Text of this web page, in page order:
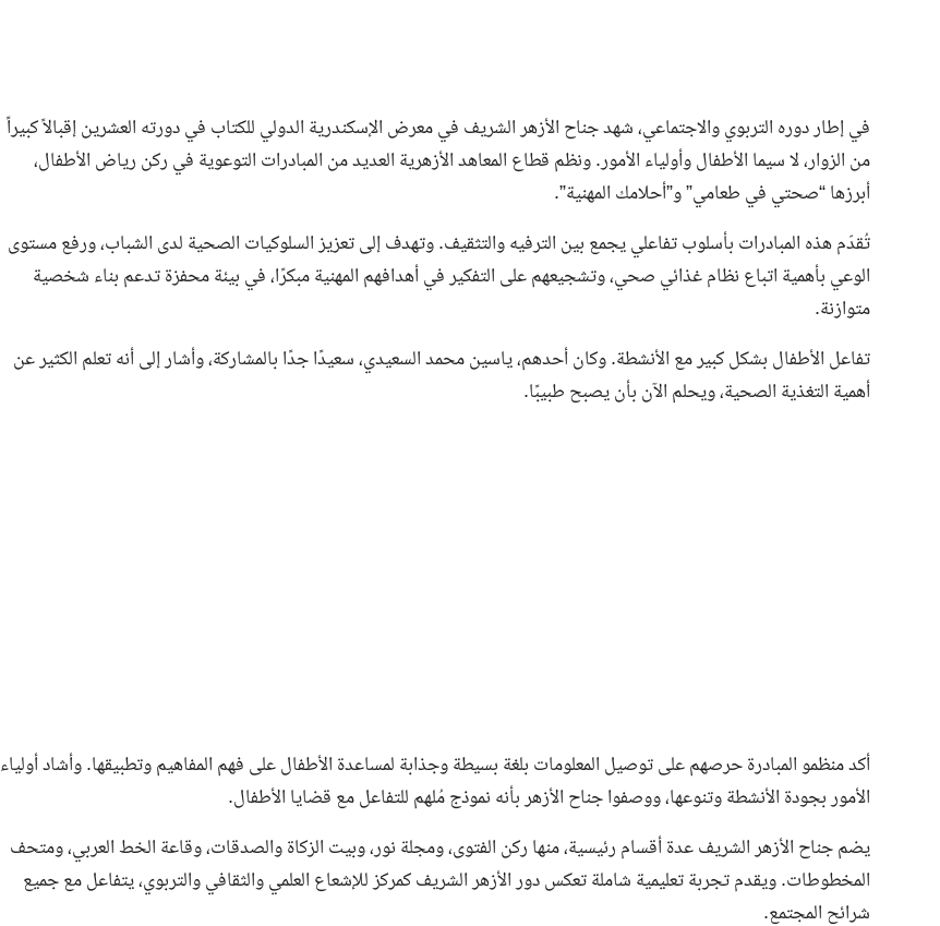
في إطار دوره التربوي والاجتماعي، شهد جناح الأزهر الشريف في معرض الإسكندرية الدولي للكتاب في دورته العشرين إقبالاً كبيراً
من الزوار، لا سيما الأطفال وأولياء الأمور. ونظم قطاع المعاهد الأزهرية العديد من المبادرات التوعوية في ركن رياض الأطفال،
أبرزها “صحتي في طعامي” و”أحلامك المهنية”.
تُقدّم هذه المبادرات بأسلوب تفاعلي يجمع بين الترفيه والتثقيف. وتهدف إلى تعزيز السلوكيات الصحية لدى الشباب، ورفع مستوى
الوعي بأهمية اتباع نظام غذائي صحي، وتشجيعهم على التفكير في أهدافهم المهنية مبكرًا، في بيئة محفزة تدعم بناء شخصية
متوازنة.
تفاعل الأطفال بشكل كبير مع الأنشطة. وكان أحدهم، ياسين محمد السعيدي، سعيدًا جدًا بالمشاركة، وأشار إلى أنه تعلم الكثير عن
أهمية التغذية الصحية، ويحلم الآن بأن يصبح طبيبًا.
أكد منظمو المبادرة حرصهم على توصيل المعلومات بلغة بسيطة وجذابة لمساعدة الأطفال على فهم المفاهيم وتطبيقها. وأشاد أولياء
الأمور بجودة الأنشطة وتنوعها، ووصفوا جناح الأزهر بأنه نموذج مُلهم للتفاعل مع قضايا الأطفال.
يضم جناح الأزهر الشريف عدة أقسام رئيسية، منها ركن الفتوى، ومجلة نور، وبيت الزكاة والصدقات، وقاعة الخط العربي، ومتحف
المخطوطات. ويقدم تجربة تعليمية شاملة تعكس دور الأزهر الشريف كمركز للإشعاع العلمي والثقافي والتربوي، يتفاعل مع جميع
شرائح المجتمع.